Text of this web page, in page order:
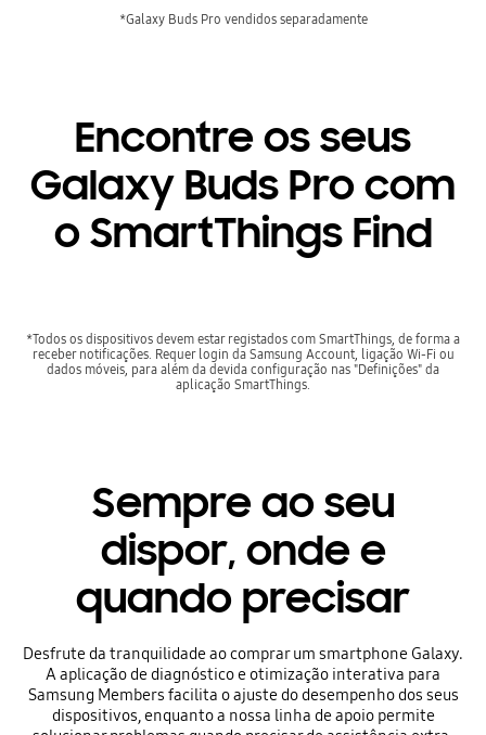
*Galaxy Buds Pro vendidos separadamente
Encontre os seus
Galaxy Buds Pro com
o SmartThings Find
*Todos os dispositivos devem estar registados com SmartThings, de forma a
receber notificações. Requer login da Samsung Account, ligação Wi-Fi ou
dados móveis, para além da devida configuração nas "Definições" da
aplicação SmartThings.
Sempre ao seu
dispor, onde e
quando precisar
Desfrute da tranquilidade ao comprar um smartphone Galaxy.
A aplicação de diagnóstico e otimização interativa para
Samsung Members facilita o ajuste do desempenho dos seus
dispositivos, enquanto a nossa linha de apoio permite